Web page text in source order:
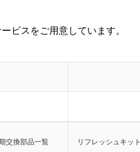
ビスをご用意しています。
交換部品一覧 リフレッシュキット